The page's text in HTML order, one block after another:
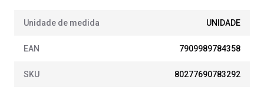
Unidade de medida UNIDADE
EAN 7909989784358
SKU 80277690783292